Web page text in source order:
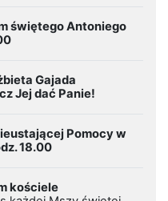
świętego Antoniego
Gajada
Jej dać Panie!
Pomocy w
18.00
kościele